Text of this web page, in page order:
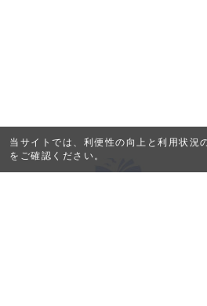
当サイトでは、利便性の向上と利用状
をご確認ください。